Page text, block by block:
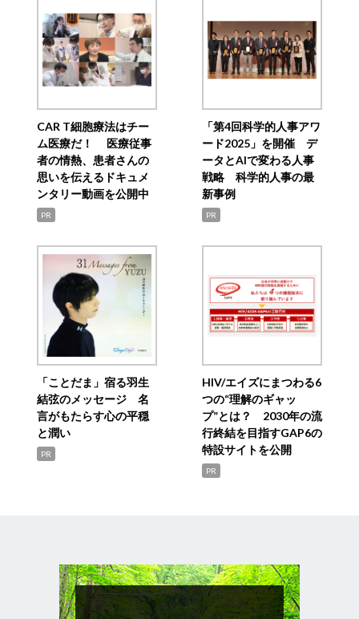
CAR T細胞療法はチー
ム医療だ！ 医療従事
者の情熱、患者さんの
思いを伝えるドキュメ
ンタリー動画を公開中
PR
「第4回科学的人事アワ
ード2025」を開催 デ
ータとAIで変わる人事
戦略 科学的人事の最
新事例
PR
「ことだま」宿る羽生
結弦のメッセージ 名
言がもたらす心の平穏
と潤い
PR
HIV/エイズにまつわる6
つの“理解のギャッ
プ”とは？ 2030年の流
行終結を目指すGAP6の
特設サイトを公開
PR